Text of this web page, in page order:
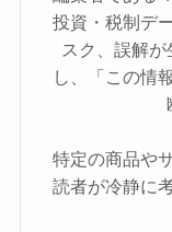
投資・税制デ
スク、誤解
し、「この情
特定の商品や
読者が冷静に